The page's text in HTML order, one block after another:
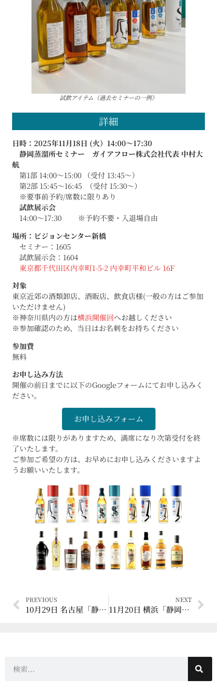
試飲アイテム（過去セミナーの一例）
詳細
日時：2025年11月18日 (火）14:00〜17:30
静岡蒸溜所セミナー ガイアフロー株式会社代表 中村大
航
第1部 14:00〜15:00 （受付 13:45〜）
第2部 15:45〜16:45 （受付 15:30〜）
※要事前予約/席数に限りあり
試飲展示会
14:00〜17:30
※予約不要・入退場自由
場所：ビジョンセンター新橋
セミナー：1605
試飲展示会：1604
東京都千代田区内幸町1-5-2 内幸町平和ビル 16F
対象
東京近郊の酒類卸店、酒販店、飲食店様(一般の方はご参加
いただけません)
※神奈川県内の方は横浜開催回へお越しください
※参加確認のため、当日はお名刺をお持ちください
参加費
無料
お申し込み方法
開催の前日までに以下のGoogleフォームにてお申し込みく
ださい。
お申し込みフォーム
※席数には限りがありますため、満席になり次第受付を終
了いたします。
ご参加ご希望の方は、お早めにお申し込みくださいますよ
うお願いいたします。
PREVIOUS
10月29日 名古屋「静岡蒸溜所 プロ向けセミナー & 試飲展示会」開催
NEXT
11月20日 横浜「静岡蒸溜所 プロ向けセミナー & 試飲展示会」開催